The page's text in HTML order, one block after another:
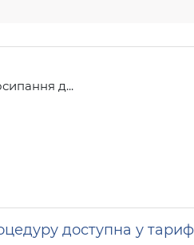
д...
доступна у